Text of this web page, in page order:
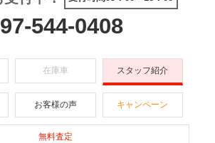
544-0408
在庫車 スタッフ紹介
お客様の声 キャンペーン
無料査定